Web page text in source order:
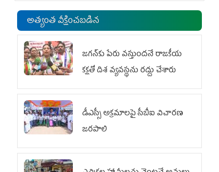
అత్యంత వీక్షించబడిన
జగన్‌కు పేరు వస్తుందనే రాజకీయ
కక్షతో దిశ వ్య‌వ‌స్థ‌ను రద్దు చేశారు
డీఎస్సీ అక్రమాలపై సీబీఐ విచారణ
జరపాలి